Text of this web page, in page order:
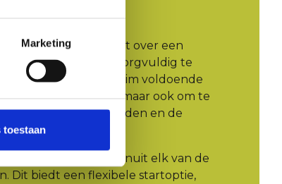
Marketing
toestaan
musea strekt zich uit over een
Door deze afstand zorgvuldig te
avontuur, blijft er ruim voldoende
te verkennen, maar ook om te
bezienswaardigheden en de
maakt, is dat je vanuit elk van de
Dit biedt een flexibele startoptie,